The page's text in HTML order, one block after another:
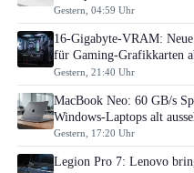
Gestern, 04:59 Uhr
16-Gigabyte-VRAM:
für Gaming-Grafikkarten
Gestern, 21:40 Uhr
MacBook Neo: 60 GB/s
Windows-Laptops alt
Gestern, 17:20 Uhr
Legion Pro 7: Lenovo